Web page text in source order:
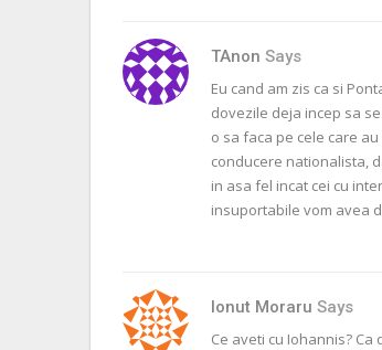
TAnon Says
Eu cand am zis ca si
dovezile deja incep sa
o sa faca pe cele care
conducere nationalista,
in asa fel incat cei cu
insuportabile vom avea
Ionut Moraru Says
Ce aveti cu Iohannis? Ca